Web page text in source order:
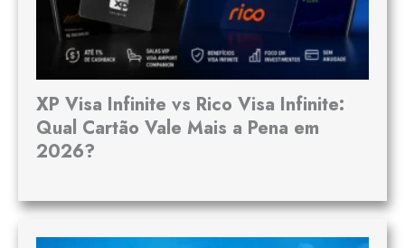
XP Visa Infinite vs Rico Visa Infinite:
Qual Cartão Vale Mais a Pena em
2026?